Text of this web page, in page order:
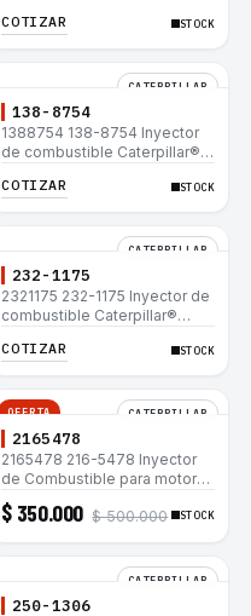
657E 631E 988F II
COTIZAR STOCK
CATERPILLAR
138-8754
1388754 138-8754 Inyector
de combustible Caterpillar®
657E 631E 988F II
COTIZAR STOCK
CATERPILLAR
232-1175
2321175 232-1175 Inyector de
combustible Caterpillar®
657E 631E 988F II
COTIZAR STOCK
OFERTA CATERPILLAR
2165478
2165478 216-5478 Inyector
de Combustible para motor
Caterpillar 3044C
minicargador 236B 246B
$ 350.000 $ 500.000 STOCK
CATERPILLAR
250-1306